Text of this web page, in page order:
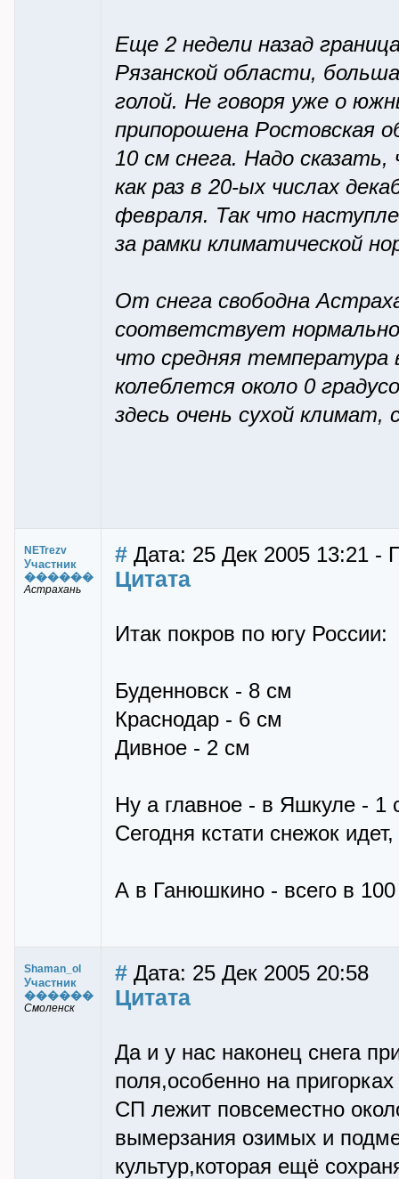
Еще 2 недели назад
Рязанской области,
голой. Не говоря уже о
припорошена Ростовская
10 см снега. Надо
как раз в 20-ых числах
февраля. Так что
за рамки климатической
От снега свободна
соответствует
что средняя температура
колеблется около 0
здесь очень сухой
NETrezv
Участник
������
Астрахань
# Дата: 25 Дек 2005 13:21 -
Цитата
Итак покров по югу России:
Буденновск - 8 см
Краснодар - 6 см
Дивное - 2 см
Ну а главное - в Яшкуле - 1
Сегодня кстати снежок
А в Ганюшкино - всего в
Shaman_ol
Участник
������
Смоленск
# Дата: 25 Дек 2005 20:58
Цитата
Да и у нас наконец снега
поля,особенно на
СП лежит повсеместно
вымерзания озимых и
культур,которая ещё